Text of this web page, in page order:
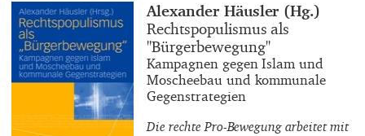
Buchautor_innen
Alexander Häusler (Hg.)
Buchtitel
Rechtspopulismus als
"Bürgerbewegung"
Buchuntertitel
Kampagnen gegen Islam und
Moscheebau und kommunale
Gegenstrategien
Die rechte Pro-Bewegung arbeitet mit